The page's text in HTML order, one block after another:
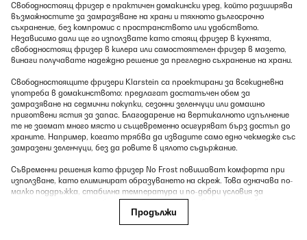
Свободностоящ фризер е практичен домакински уред, който разширява
възможностите за замразяване на храни и тяхното дългосрочно
съхранение, без компромис с пространството или удобството.
Независимо дали ще го използвате като стоящ фризер в кухнята,
свободностоящ фризер в килера или самостоятелен фризер в мазето,
винаги получавате надеждно решение за прегледно съхранение на храни.
Свободностоящите фризери Klarstein са проектирани за всекидневна
употреба в домакинството: предлагат достатъчен обем за
замразяване на седмични покупки, сезонни зеленчуци или домашно
приготвени ястия за запас. Благодарение на вертикалното изпълнение
те не заемат много място и същевременно осигуряват бърз достъп до
храните. Например, когато трябва да извадите само едно чекмедже със
замразени зеленчуци, без да ровите в цялото съдържание.
Съвременни решения като фризер No Frost повишават комфорта при
използване, като елиминират образуването на скреж. Това означава по-
малко поддръжка, стабилна температура и по-добри условия за
съхранение на храните без изсушаване или залепване на опаковките.
Свободностоящ фризер по този начин представлява идеалния избор за
всеки, който иска храните му да бъдат съхранявани дългосрочно
Продължи